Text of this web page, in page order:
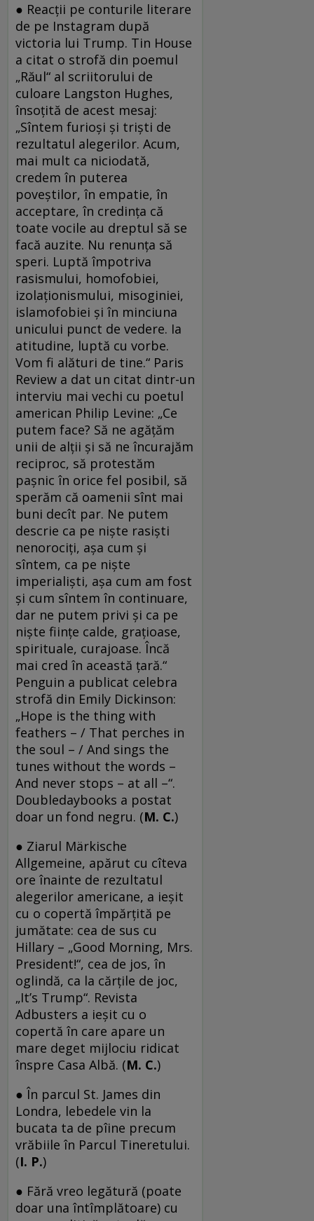
● Reacţii pe conturile literare
de pe Instagram după
victoria lui Trump. Tin House
a citat o strofă din poemul
„Răul“ al scriitorului de
culoare Langston Hughes,
însoţită de acest mesaj:
„Sîntem furioşi şi trişti de
rezultatul alegerilor. Acum,
mai mult ca niciodată,
credem în puterea
poveştilor, în empatie, în
acceptare, în credinţa că
toate vocile au dreptul să se
facă auzite. Nu renunţa să
speri. Luptă împotriva
rasismului, homofobiei,
izolaţionismului, misoginiei,
islamofobiei şi în minciuna
unicului punct de vedere. Ia
atitudine, luptă cu vorbe.
Vom fi alături de tine.“ Paris
Review a dat un citat dintr-un
interviu mai vechi cu poetul
american Philip Levine: „Ce
putem face? Să ne agăţăm
unii de alţii şi să ne încurajăm
reciproc, să protestăm
paşnic în orice fel posibil, să
sperăm că oamenii sînt mai
buni decît par. Ne putem
descrie ca pe nişte rasişti
nenorociţi, aşa cum şi
sîntem, ca pe nişte
imperialişti, aşa cum am fost
şi cum sîntem în continuare,
dar ne putem privi şi ca pe
nişte fiinţe calde, graţioase,
spirituale, curajoase. Încă
mai cred în această ţară.“
Penguin a publicat celebra
strofă din Emily Dickinson:
„Hope is the thing with
feathers – / That perches in
the soul – / And sings the
tunes without the words –
And never stops – at all –“.
Doubledaybooks a postat
doar un fond negru. (M. C.)
● Ziarul Märkische
Allgemeine, apărut cu cîteva
ore înainte de rezultatul
alegerilor americane, a ieşit
cu o copertă împărţită pe
jumătate: cea de sus cu
Hillary – „Good Morning, Mrs.
President!“, cea de jos, în
oglindă, ca la cărţile de joc,
„It’s Trump“. Revista
Adbusters a ieşit cu o
copertă în care apare un
mare deget mijlociu ridicat
înspre Casa Albă. (M. C.)
● În parcul St. James din
Londra, lebedele vin la
bucata ta de pîine precum
vrăbiile în Parcul Tineretului.
(I. P.)
● Fără vreo legătură (poate
doar una întîmplătoare) cu